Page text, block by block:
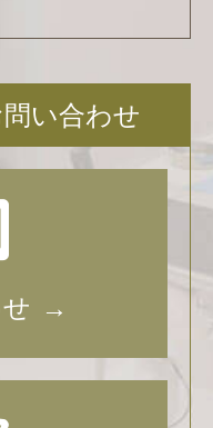
い合わせ
せ →